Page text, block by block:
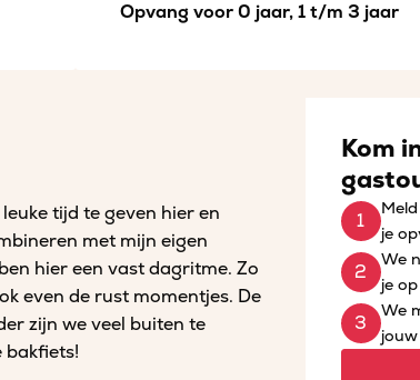
Opvang voor 0 jaar, 1 t/m 3 jaar
tijd te geven hier en
met mijn eigen
hier een vast dagritme. Zo
even de rust momentjes. De
zijn we veel buiten te
bakfiets!
Kom
je
We
je
We